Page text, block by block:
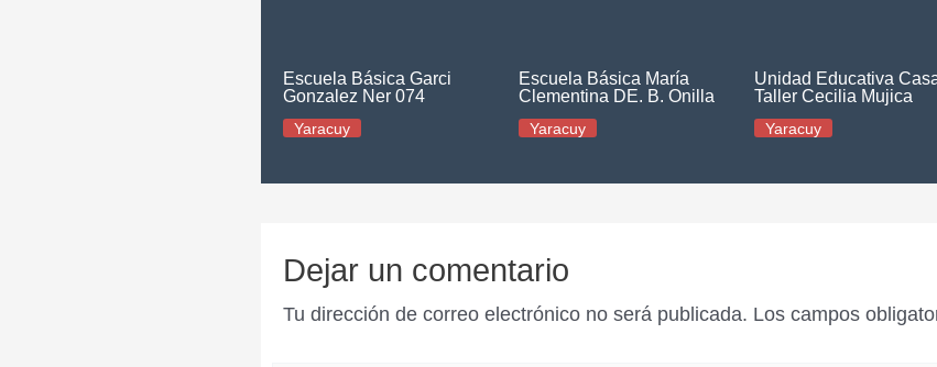
Escuela Básica Garci
Gonzalez Ner 074
Yaracuy
Escuela Básica María
Clementina DE. B. Onilla
Yaracuy
Unidad Educativa
Taller Cecilia Mujica
Yaracuy
Dejar un comentario
Tu dirección de correo electrónico no será publicada. Los campos